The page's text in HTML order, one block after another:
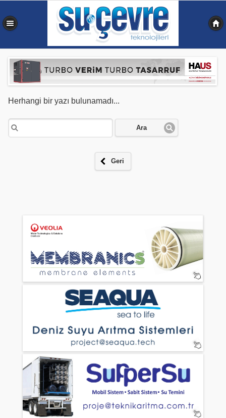
Herhangi bir yazı bulunamadı...
Ara
Geri
0,209 sn